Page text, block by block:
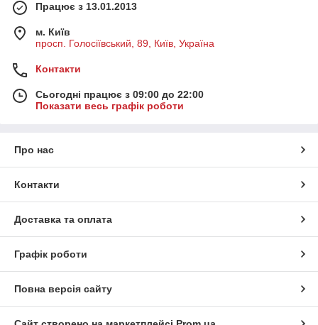
Працює з 13.01.2013
м. Київ
просп. Голосіївський, 89, Київ, Україна
Контакти
Сьогодні працює з 09:00 до 22:00
Показати весь графік роботи
Про нас
Контакти
Доставка та оплата
Графік роботи
Повна версія сайту